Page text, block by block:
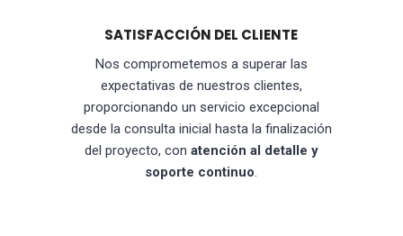
SATISFACCIÓN DEL CLIENTE
Nos comprometemos a superar las
expectativas de nuestros clientes,
proporcionando un servicio excepcional
desde la consulta inicial hasta la finalización
del proyecto, con atención al detalle y
soporte continuo.